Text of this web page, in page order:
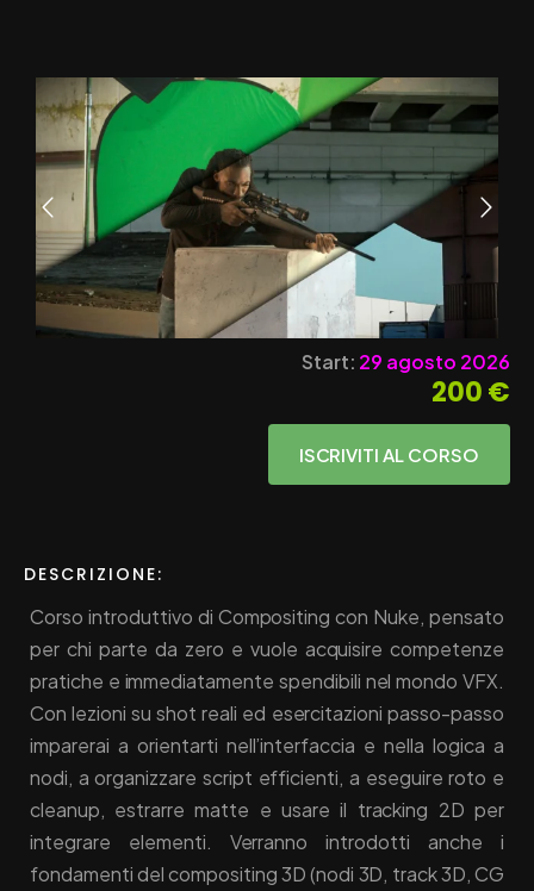
Start: 29 agosto 2026
200 €
ISCRIVITI AL CORSO
DESCRIZIONE:
Corso introduttivo di Compositing con Nuke, pensato
per chi parte da zero e vuole acquisire competenze
pratiche e immediatamente spendibili nel mondo VFX.
Con lezioni su shot reali ed esercitazioni passo-passo
imparerai a orientarti nell’interfaccia e nella logica a
nodi, a organizzare script efficienti, a eseguire roto e
cleanup, estrarre matte e usare il tracking 2D per
integrare elementi. Verranno introdotti anche i
fondamenti del compositing 3D (nodi 3D, track 3D, CG